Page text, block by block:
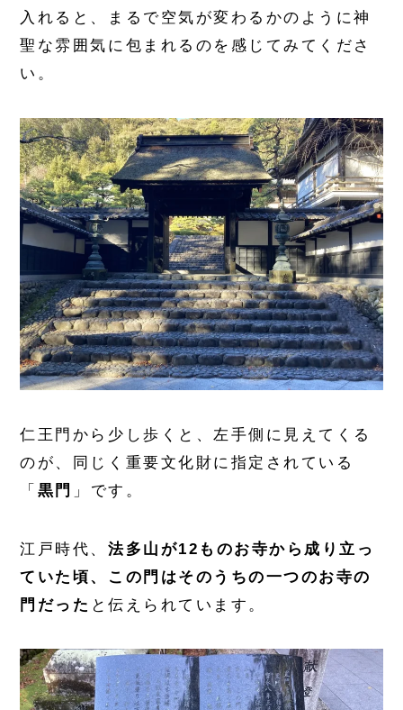
入れると、まるで空気が変わるかのように神
聖な雰囲気に包まれるのを感じてみてくださ
い。
仁王門から少し歩くと、左手側に見えてくる
のが、同じく重要文化財に指定されている
「 黒門 」です。
江戸時代、法多山が12ものお寺から成り立っ
ていた頃、この門はそのうちの一つのお寺の
門だった と伝えられています。